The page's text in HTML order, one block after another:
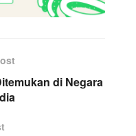
di Negara